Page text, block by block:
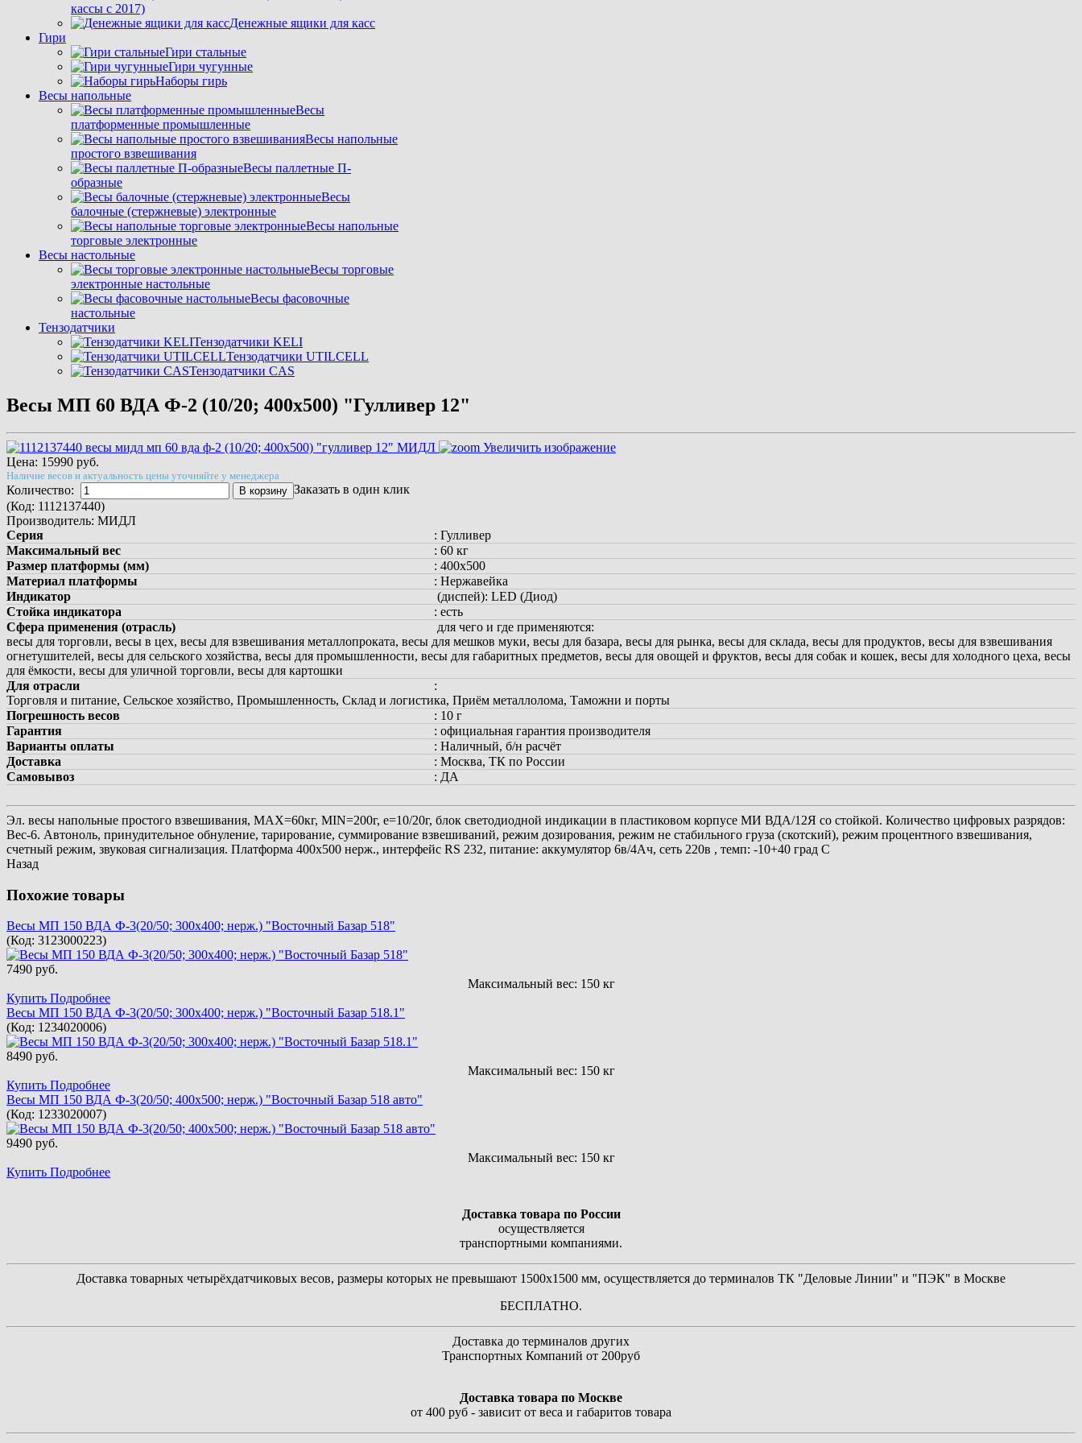
кассы с 2017)
Денежные ящики для касс
Гири
Гири стальные
Гири чугунные
Наборы гирь
Весы напольные
Весы
платформенные промышленные
Весы напольные
простого взвешивания
Весы паллетные П-
образные
Весы
балочные (стержневые) электронные
Весы напольные
торговые электронные
Весы настольные
Весы торговые
электронные настольные
Весы фасовочные
настольные
Тензодатчики
Тензодатчики KELI
Тензодатчики UTILCELL
Тензодатчики СAS
Весы МП 60 ВДА Ф-2 (10/20; 400х500) "Гулливер 12"
Увеличить изображение
Цена: 15990 руб.
Наличие весов и актуальность цены уточняйте у менеджера
Количество: В корзину Заказать в один клик
(Код: 1112137440)
Производитель: МИДЛ
Серия
:Гулливер
Максимальный вес
:60 кг
Размер платформы (мм)
:400х500
Материал платформы
:Нержавейка
Индикатор
(диспей):LED (Диод)
Стойка индикатора
:есть
Сфера применения (отрасль)
для чего и где применяются:
весы для торговли, весы в цех, весы для взвешивания металлопроката, весы для мешков муки, весы для базара, весы для рынка, весы для склада, весы для продуктов, весы для взвешивания
огнетушителей, весы для сельского хозяйства, весы для промышленности, весы для габаритных предметов, весы для овощей и фруктов, весы для собак и кошек, весы для холодного цеха, весы
для ёмкости, весы для уличной торговли, весы для картошки
Для отрасли
:
Торговля и питание, Сельское хозяйство, Промышленность, Склад и логистика, Приём металлолома, Таможни и порты
Погрешность весов
: 10 г
Гарантия
:официальная гарантия производителя
Варианты оплаты
:Наличный, б/н расчёт
Доставка
:Москва, ТК по России
Самовывоз
: ДА
Эл. весы напольные простого взвешивания, МАХ=60кг, MIN=200г, e=10/20г, блок светодиодной индикации в пластиковом корпусе МИ ВДА/12Я со стойкой. Количество цифровых разрядов:
Вес-6. Автоноль, принудительное обнуление, тарирование, суммирование взвешиваний, режим дозирования, режим не стабильного груза (скотский), режим процентного взвешивания,
счетный режим, звуковая сигнализация. Платформа 400х500 нерж., интерфейс RS 232, питание: аккумулятор 6в/4Ач, сеть 220в , темп: -10+40 град С
Назад
Похожие товары
Весы МП 150 ВДА Ф-3(20/50; 300х400; нерж.) "Восточный Базар 518"
(Код: 3123000223)
7490 руб.
Максимальный вес: 150 кг
Купить Подробнее
Весы МП 150 ВДА Ф-3(20/50; 300х400; нерж.) "Восточный Базар 518.1"
(Код: 1234020006)
8490 руб.
Максимальный вес: 150 кг
Купить Подробнее
Весы МП 150 ВДА Ф-3(20/50; 400х500; нерж.) "Восточный Базар 518 авто"
(Код: 1233020007)
9490 руб.
Максимальный вес: 150 кг
Купить Подробнее
Доставка товара по России
осуществляется
транспортными компаниями.
Доставка товарных четырёхдатчиковых весов, размеры которых не превышают 1500х1500 мм, осуществляется до терминалов ТК "Деловые Линии" и "ПЭК" в Москве
БЕСПЛАТНО.
Доставка до терминалов других
Транспортных Компаний от 200руб
Доставка товара по Москве
от 400 руб - зависит от веса и габаритов товара